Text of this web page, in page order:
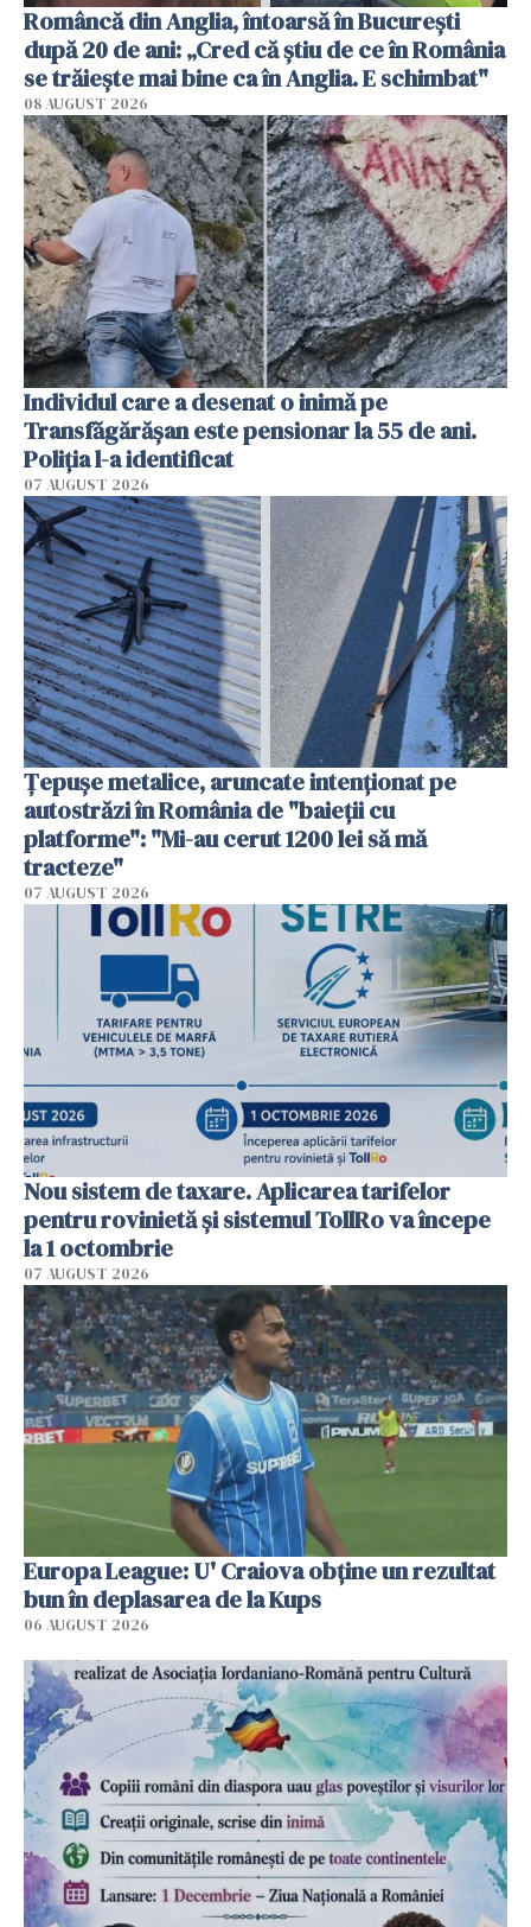
Româncă din Anglia, întoarsă în București
după 20 de ani: „Cred că știu de ce în România
se trăiește mai bine ca în Anglia. E schimbat"
08 AUGUST 2026
Individul care a desenat o inimă pe
Transfăgărășan este pensionar la 55 de ani.
Poliția l-a identificat
07 AUGUST 2026
Țepușe metalice, aruncate intenționat pe
autostrăzi în România de "baieții cu
platforme": "Mi-au cerut 1200 lei să mă
tracteze"
07 AUGUST 2026
Nou sistem de taxare. Aplicarea tarifelor
pentru rovinietă şi sistemul TollRo va începe
la 1 octombrie
07 AUGUST 2026
Europa League: U' Craiova obține un rezultat
bun în deplasarea de la Kups
06 AUGUST 2026